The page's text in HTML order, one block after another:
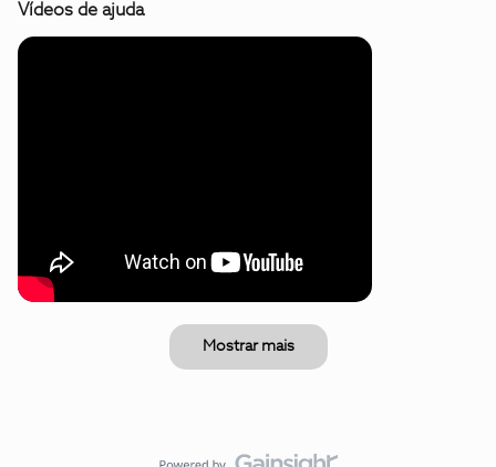
Vídeos de ajuda
Mostrar mais